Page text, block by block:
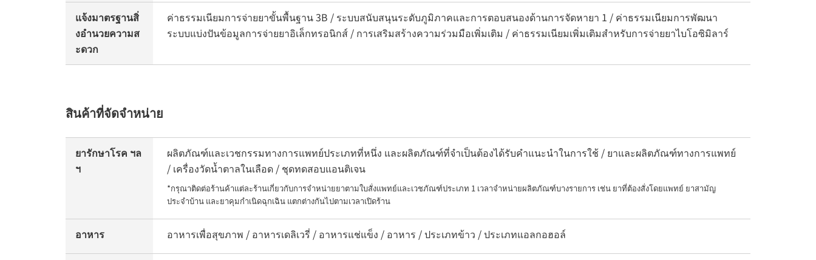
แจ้งมาตรฐานสิ่
งอำนวยความส
ะดวก
ค่าธรรมเนียมการจ่ายยาขั้นพื้นฐาน 3B / ระบบสนับสนุนระดับภูมิภาคและการตอบสนองด้านการจัดหายา 1 / ค่าธรรมเนียมการพัฒนา
ระบบแบ่งปันข้อมูลการจ่ายยาอิเล็กทรอนิกส์ / การเสริมสร้างความร่วมมือเพิ่มเติม / ค่าธรรมเนียมเพิ่มเติมสำหรับการจ่ายยาไบโอซิมิลาร์
สินค้าที่จัดจำหน่าย
ยารักษาโรค ฯล
ฯ
ผลิตภัณฑ์และเวชกรรมทางการแพทย์ประเภทที่หนึ่ง และผลิตภัณฑ์ที่จำเป็นต้องได้รับคำแนะนำในการใช้ / ยาและผลิตภัณฑ์ทางการแพทย์
/ เครื่องวัดน้ำตาลในเลือด / ชุดทดสอบแอนติเจน
*กรุณาติดต่อร้านค้าแต่ละร้านเกี่ยวกับการจำหน่ายยาตามใบสั่งแพทย์และเวชภัณฑ์ประเภท 1 เวลาจำหน่ายผลิตภัณฑ์บางรายการ เช่น ยาที่ต้องสั่งโดยแพทย์ ยาสามัญ
ประจำบ้าน และยาคุมกำเนิดฉุกเฉิน แตกต่างกันไปตามเวลาเปิดร้าน
อาหาร อาหารเพื่อสุขภาพ / อาหารเดลิเวรี่ / อาหารแช่แข็ง / อาหาร / ประเภทข้าว / ประเภทแอลกอฮอล์